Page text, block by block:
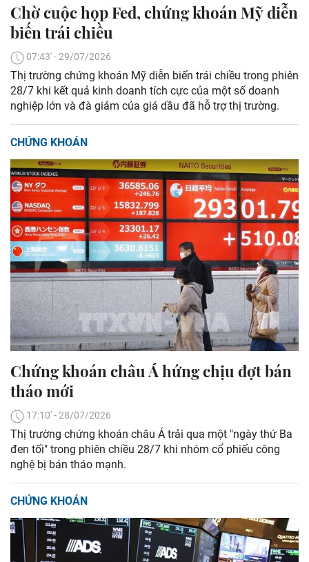
Chờ cuộc họp Fed, chứng khoán Mỹ diễn
biến trái chiều
07:43' - 29/07/2026
Thị trường chứng khoán Mỹ diễn biến trái chiều trong phiên
28/7 khi kết quả kinh doanh tích cực của một số doanh
nghiệp lớn và đà giảm của giá dầu đã hỗ trợ thị trường.
CHỨNG KHOÁN
Chứng khoán châu Á hứng chịu đợt bán
tháo mới
17:10' - 28/07/2026
Thị trường chứng khoán châu Á trải qua một "ngày thứ Ba
đen tối" trong phiên chiều 28/7 khi nhóm cổ phiếu công
nghệ bị bán tháo mạnh.
CHỨNG KHOÁN